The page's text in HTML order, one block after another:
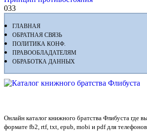
033
ГЛАВНАЯ
ОБРАТНАЯ СВЯЗЬ
ПОЛИТИКА КОНФ.
ПРАВООБЛАДАТЕЛЯМ
ОБРАБОТКА ДАННЫХ
Онлайн каталог книжного братства Флибуста где
формате fb2, rtf, txt, epub, mobi и pdf для